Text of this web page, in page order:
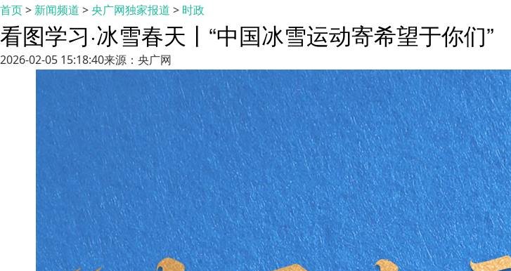
首页> 新闻频道 >央广网独家报道 > 时政
看图学习·冰雪春天丨“中国冰雪运动寄希望于你们”
2026-02-05 15:18:40来源：央广网